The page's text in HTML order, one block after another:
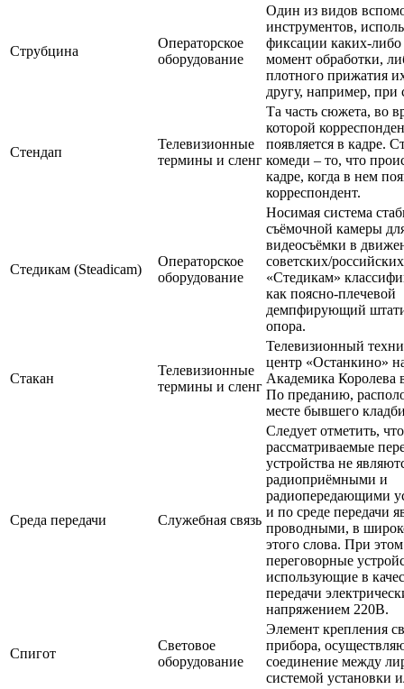
Струбцина
Операторское
оборудование
Один из видов
инструментов,
фиксации каких-либо
момент обработки,
плотного прижатия
другу, например, при
Стендап
Телевизионные
термины и сленг
Та часть сюжета, во
которой
появляется в кадре.
комеди – то, что
кадре, когда в нем
корреспондент.
Стедикам (Steadicam)
Операторское
оборудование
Носимая система
съёмочной камеры
видеосъёмки в
советских/
«Стедикам»
как поясно-плечевой
демпфирующий
опора.
Стакан
Телевизионные
термины и сленг
Телевизионный
центр «Останкино»
Академика Королева
По преданию,
месте бывшего
Среда передачи Служебная связь
Следует отметить, что
рассматриваемые
устройства не
радиоприёмными и
радиопередающими
и по среде передачи
проводными, в
этого слова. При
переговорные
использующие в
передачи
напряжением 220В.
Спигот
Световое
оборудование
Элемент крепления
прибора,
соединение между
системой установки